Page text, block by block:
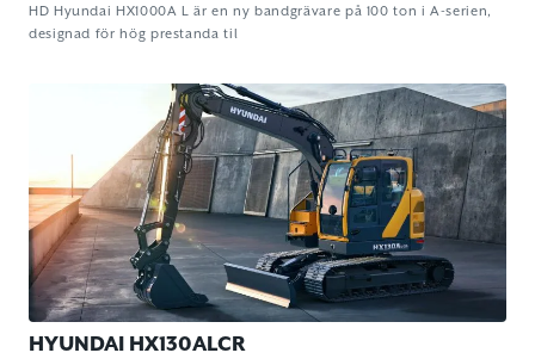
HD Hyundai HX1000A L är en ny bandgrävare på 100 ton i A-serien,
designad för hög prestanda til
HYUNDAI HX130ALCR